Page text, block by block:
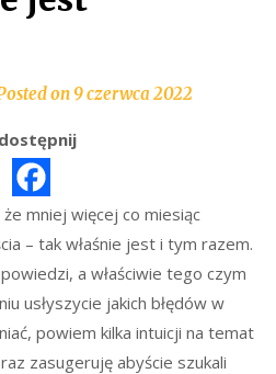
on 9 czerwca 2022
mniej więcej co miesiąc
– tak właśnie jest i tym razem.
a właściwie tego czym
usłyszycie jakich błędów w
powiem kilka intuicji na temat
zasugeruję abyście szukali